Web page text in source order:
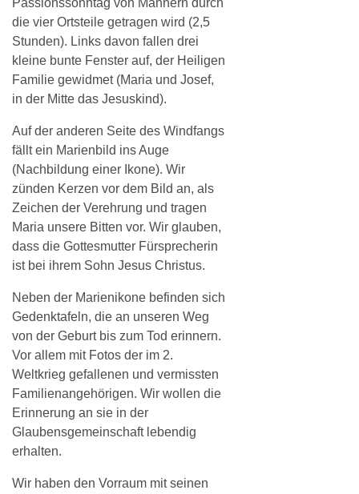
Passionssonntag von Männern durch
die vier Ortsteile getragen wird (2,5
Stunden). Links davon fallen drei
kleine bunte Fenster auf, der Heiligen
Familie gewidmet (Maria und Josef,
in der Mitte das Jesuskind).
Auf der anderen Seite des Windfangs
fällt ein Marienbild ins Auge
(Nachbildung einer Ikone). Wir
zünden Kerzen vor dem Bild an, als
Zeichen der Verehrung und tragen
Maria unsere Bitten vor. Wir glauben,
dass die Gottesmutter Fürsprecherin
ist bei ihrem Sohn Jesus Christus.
Neben der Marienikone befinden sich
Gedenktafeln, die an unseren Weg
von der Geburt bis zum Tod erinnern.
Vor allem mit Fotos der im 2.
Weltkrieg gefallenen und vermissten
Familienangehörigen. Wir wollen die
Erinnerung an sie in der
Glaubensgemeinschaft lebendig
erhalten.
Wir haben den Vorraum mit seinen